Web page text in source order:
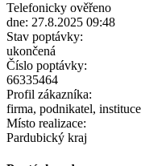
Telefonicky ověřeno
dne: 27.8.2025 09:48
Stav poptávky:
ukončená
Číslo poptávky:
66335464
Profil zákazníka:
firma, podnikatel, instituce
Místo realizace:
Pardubický kraj